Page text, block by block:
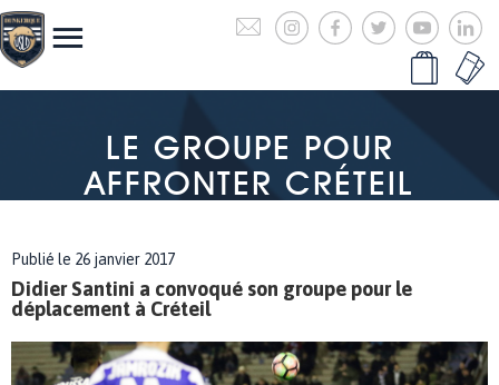
LE GROUPE POUR
AFFRONTER CRÉTEIL
Publié le 26 janvier 2017
Didier Santini a convoqué son groupe pour le
déplacement à Créteil